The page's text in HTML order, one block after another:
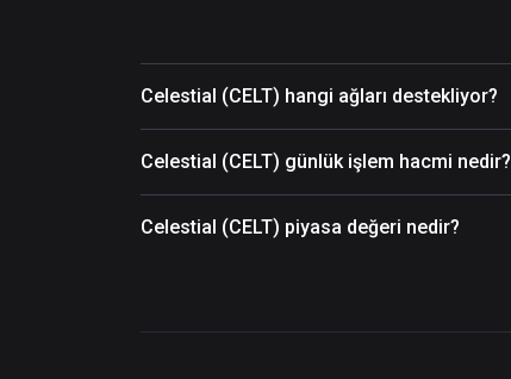
Celestial (CELT) hangi ağları destekliyor?
Celestial (CELT) günlük işlem hacmi nedir?
Celestial (CELT) piyasa değeri nedir?